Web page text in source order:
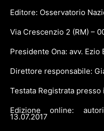
Editore: Osservatorio
Via Crescenzio 2 (RM) –
Presidente Ona: avv. Ezio
Direttore responsabile:
Testata Registrata presso
Edizione online:
13.07.2017